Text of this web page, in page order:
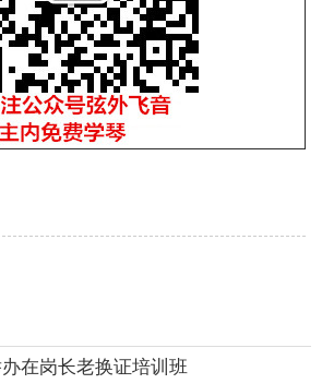
在岗长老换证培训班